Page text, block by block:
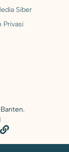
Siber
Privasi